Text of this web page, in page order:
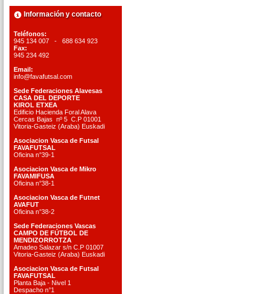
Información y contacto
Teléfonos:
945 134 007 - 688 634 923
Fax:
945 234 492
Email:
info@favafutsal.com
Sede Federaciones Alavesas
CASA DEL DEPORTE
KIROL ETXEA
Edificio Hacienda Foral Alava
Cercas Bajas nº 5 C.P 01001
Vitoria-Gasteiz (Araba) Euskadi
Asociacion Vasca de Futsal
FAVAFUTSAL
Oficina n°39-1
Asociacion Vasca de Mikro
FAVAMIFUSA
Oficina n°38-1
Asociacion Vasca de Futnet
AVAFUT
Oficina n°38-2
Sede Federaciones Vascas
CAMPO DE FÚTBOL DE
MENDIZORROTZA
Amadeo Salazar s/n C.P 01007
Vitoria-Gasteiz (Araba) Euskadi
Asociacion Vasca de Futsal
FAVAFUTSAL
Planta Baja - Nivel 1
Despacho n°1